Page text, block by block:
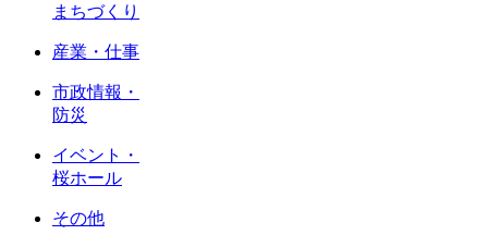
まちづくり
産業・仕事
市政情報・
防災
イベント・
桜ホール
その他